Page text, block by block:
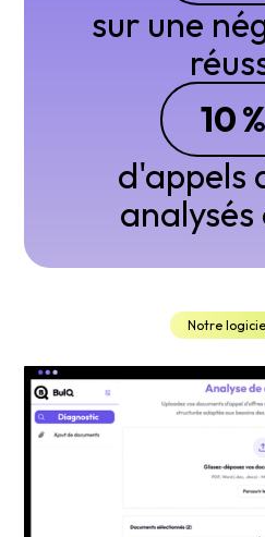
sur une
10%
d'appels
analysés
Notre